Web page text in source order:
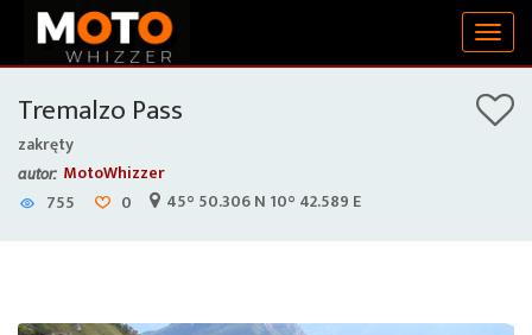
Tremalzo Pass
zakręty
autor: MotoWhizzer
755
0 45° 50.306 N 10° 42.589 E